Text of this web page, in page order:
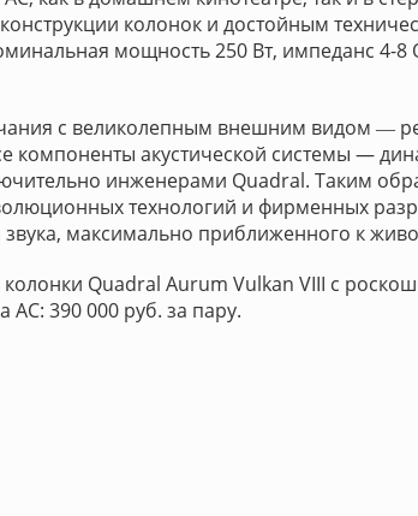
колонок и достойным
мощность 250 Вт, импеданс 4-
с великолепным внешним видом ―
компоненты акустической системы —
инженерами Quadral. Таким
технологий и фирменных
максимально приближенного к
Quadral Aurum Vulkan VIII с
390 000 руб. за пару.